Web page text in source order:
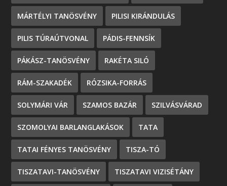
MÁRTÉLYI TANÖSVÉNY PILISI KIRÁNDULÁS
PILIS TÚRAÚTVONAL PÁDIS-FENNSÍK
PÁKÁSZ-TANÖSVÉNY RAKÉTA SILÓ
RÁM-SZAKADÉK RÓZSIKA-FORRÁS
SOLYMÁRI VÁR SZAMOS BAZÁR SZILVÁSVÁRAD
SZOMOLYAI BARLANGLAKÁSOK TATA
TATAI FÉNYES TANÖSVÉNY TISZA-TÓ
TISZATAVI-TANÖSVÉNY TISZATAVI VIZISÉTÁNY